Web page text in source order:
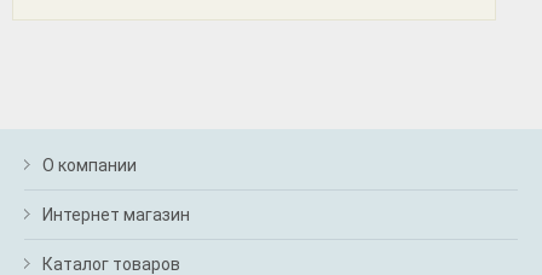
О компании
Интернет магазин
Каталог товаров